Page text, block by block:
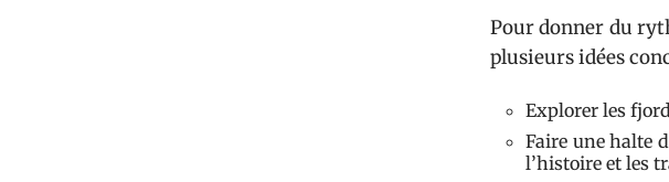
Pour donner du
plusieurs idées
Explorer les
Faire une halte
l’histoire et les